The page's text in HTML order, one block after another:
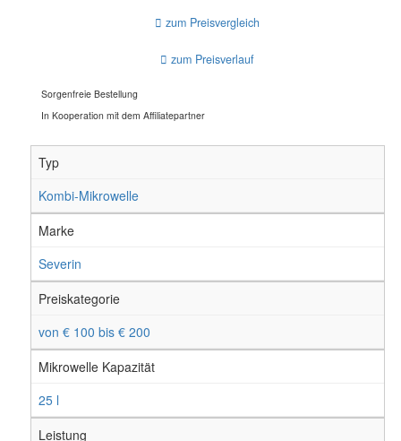
zum Preisvergleich
zum Preisverlauf
Sorgenfreie Bestellung
In Kooperation mit dem Affiliatepartner
Typ
Kombi-Mikrowelle
Marke
Severin
Preiskategorie
von € 100 bis € 200
Mikrowelle Kapazität
25 l
Leistung